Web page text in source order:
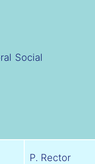
Social
P. Rector